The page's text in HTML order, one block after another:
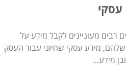
עסקי
רבים מעוניינים לקבל מידע על
מידע עסקי שחיוני עבור העסק
מידע...